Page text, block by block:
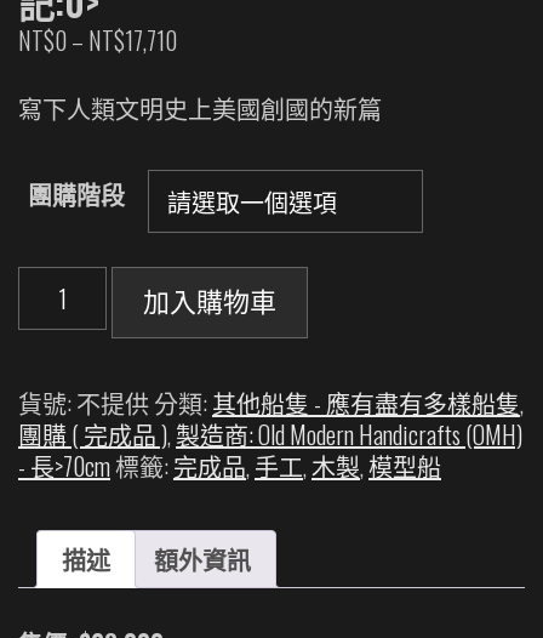
NT$0– NT$17,710價
範
圍：
NT$0
到
NT$17,710
寫下人類文明史上美國創國的新篇
團購階段
May
Flower
1620
手
模
型
加入購物車
貨號:不提供分類:其他船隻 - 應有盡有多樣船隻,
團購 ( 完成品 ),製造商: Old Modern Handicrafts (OMH)
- 長>70cm標籤:完成品,手工,木製,模型船
描述 額外資訊